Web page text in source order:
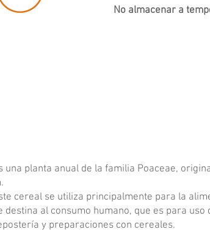
No almacenar a
una planta anual de la familia Poaceae,
cereal se utiliza principalmente para la
destina al consumo humano, que es para
y preparaciones con cereales.